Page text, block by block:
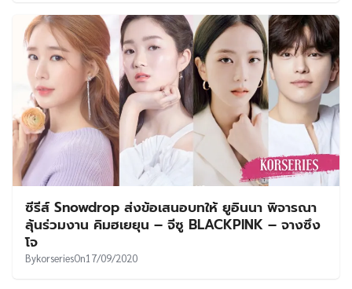
ซีรีส์ Snowdrop ส่งข้อเสนอบทให้ ยูอินนา พิจารณา
ลุ้นร่วมงาน คิมฮเยยุน – จีซู BLACKPINK – จางซึง
โจ
BykorseriesOn17/09/2020